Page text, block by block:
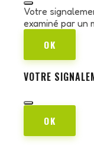
Votre
examiné par un
OK
VOTRE
OK